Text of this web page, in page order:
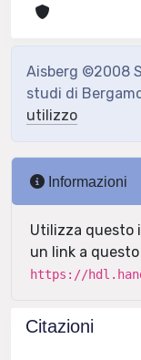
Aisberg ©2008
studi di Bergamo
utilizzo
Informazioni
Utilizza questo
un link a
https://
Citazioni